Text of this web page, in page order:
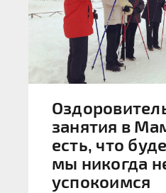
занятия в
есть, что
мы никогда
успокоимся